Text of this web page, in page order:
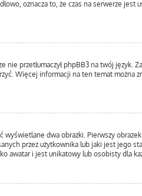
oznacza to, że czas na serwerze
przetłumaczył phpBB3 na twój język.
Więcej informacji na ten temat można
dwa obrazki. Pierwszy
przez użytkownika lub jaki jest jego
awatar i jest unikatowy lub osobisty dla